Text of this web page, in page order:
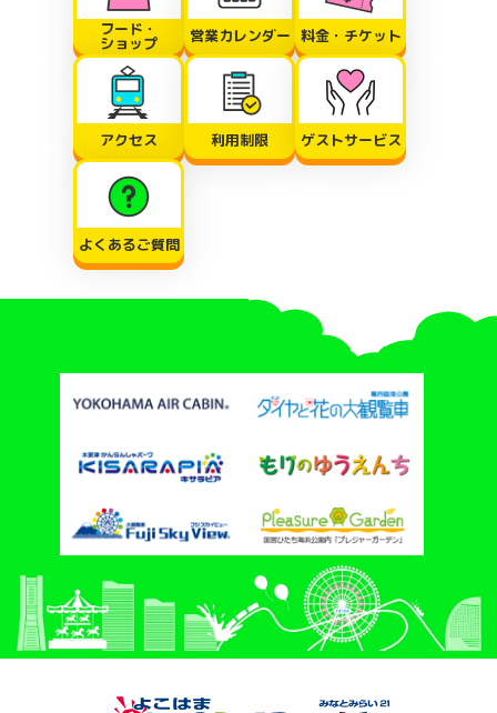
サファリペット なし なし
新幹線・ロッキー
なし なし
バッテリーカー なし なし
ハイテクアミュー
ズ コスモファンタ
ジアキッズ
キディライド(キッ
ーン)
フード・
ショップ 営業カレンダー 料金・チケット
アクセス 利用制限 ゲストサービス
よくあるご質問